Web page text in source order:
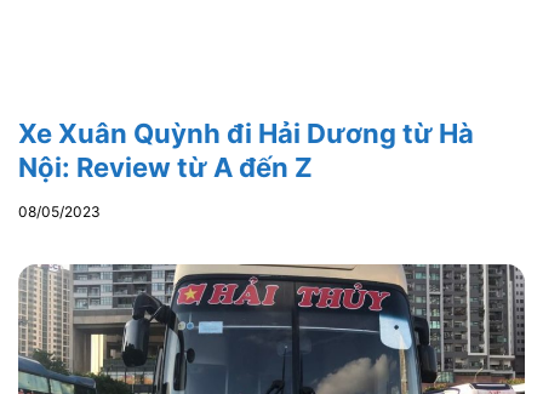
Xe Xuân Quỳnh đi Hải Dương từ Hà
Nội: Review từ A đến Z
08/05/2023